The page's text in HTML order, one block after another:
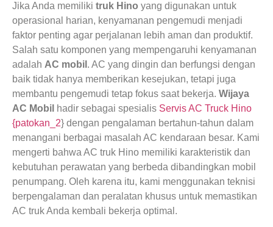
Jika Anda memiliki truk Hino yang digunakan untuk
operasional harian, kenyamanan pengemudi menjadi
faktor penting agar perjalanan lebih aman dan produktif.
Salah satu komponen yang mempengaruhi kenyamanan
adalah AC mobil . AC yang dingin dan berfungsi dengan
baik tidak hanya memberikan kesejukan, tetapi juga
membantu pengemudi tetap fokus saat bekerja. Wijaya
AC Mobil hadir sebagai spesialis Servis AC Truck Hino
{patokan_2} dengan pengalaman bertahun-tahun dalam
menangani berbagai masalah AC kendaraan besar. Kami
mengerti bahwa AC truk Hino memiliki karakteristik dan
kebutuhan perawatan yang berbeda dibandingkan mobil
penumpang. Oleh karena itu, kami menggunakan teknisi
berpengalaman dan peralatan khusus untuk memastikan
AC truk Anda kembali bekerja optimal.